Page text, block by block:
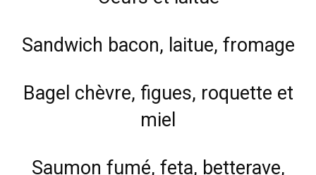
Sandwich bacon, laitue, fromage
Bagel chèvre, figues, roquette et
miel
Saumon fumé, feta, betterave,